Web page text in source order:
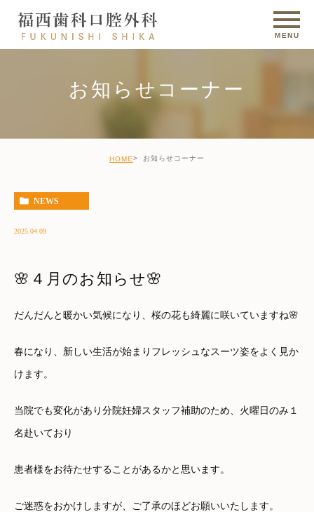
お知らせコーナー
HOME お知らせコーナー
NEWS
2025.04.09
🌸４月のお知らせ🌸
だんだんと暖かい気候になり、桜の花も綺麗に咲いていますね🌸
春になり、新しい生活が始まりフレッシュなスーツ姿をよく見か
けます。
当院でも変化があり分院妊婦スタッフ補助のため、火曜日のみ１
名赴いており
患者様をお待たせすることがあるかと思います。
ご迷惑をおかけしますが、ご了承のほどお願いいたします。